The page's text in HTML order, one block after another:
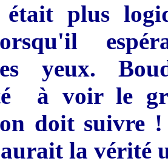
était plus
yeux.
à voir le
doit suivre
la vérité